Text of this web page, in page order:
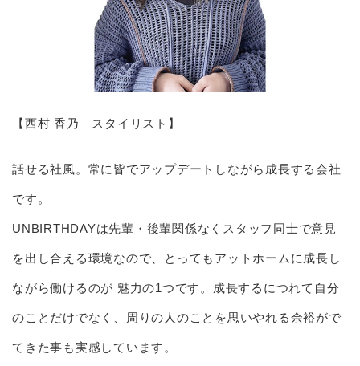
【西村 香乃 スタイリスト】
話せる社風。常に皆でアップデートしながら成長する会社
です。
UNBIRTHDAYは先輩・後輩関係なくスタッフ同士で意見
を出し合える環境なので、とってもアットホームに成長し
ながら働けるのが 魅力の1つです。成長するにつれて自分
のことだけでなく、周りの人のことを思いやれる余裕がで
てきた事も実感しています。